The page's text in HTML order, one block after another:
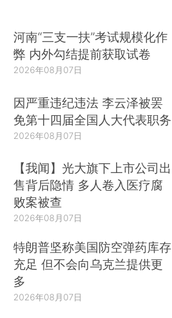
河南“三支一扶”考试规模化作
弊 内外勾结提前获取试卷
2026年08月07日
因严重违纪违法 李云泽被罢
免第十四届全国人大代表职务
2026年08月07日
【我闻】光大旗下上市公司出
售背后隐情 多人卷入医疗腐
败案被查
2026年08月07日
特朗普坚称美国防空弹药库存
充足 但不会向乌克兰提供更
多
2026年08月07日